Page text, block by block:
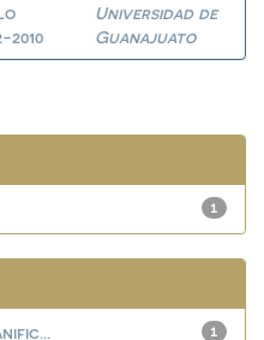
Universidad de
Guanajuato
1
1